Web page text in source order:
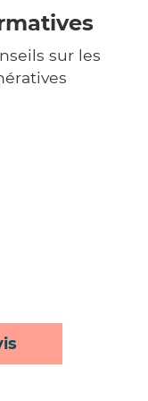
sur les